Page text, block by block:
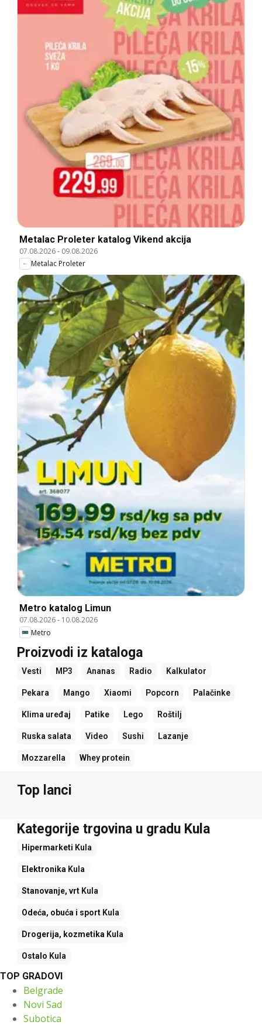
Metalac Proleter katalog Vikend akcija
07.08.2026- 09.08.2026
Metalac Proleter
Metro katalog Limun
07.08.2026- 10.08.2026
Metro
Proizvodi iz kataloga
Vesti MP3 Ananas Radio Kalkulator
Pekara Mango Xiaomi Popcorn Palačinke
Klima uređaj Patike Lego Roštilj
Ruska salata Video Sushi Lazanje
Mozzarella Whey protein
Top lanci
Kategorije trgovina u gradu Kula
Hipermarketi Kula
Elektronika Kula
Stanovanje, vrt Kula
Odeća, obuća i sport Kula
Drogerija, kozmetika Kula
Ostalo Kula
TOP GRADOVI
Belgrade
Novi Sad
Subotica